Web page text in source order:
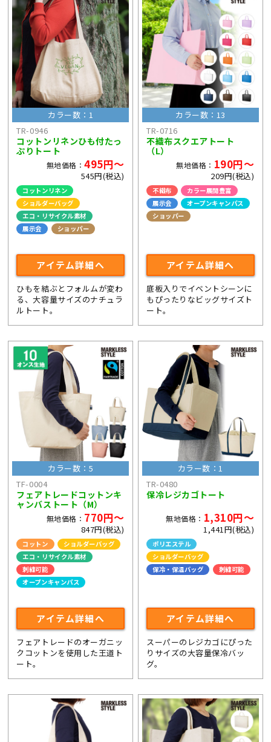
カラー数：1
TR-0946
コットンリネンひも付たっ
ぷりトート
無地価格：495円～
545円(税込)
コットンリネン
ショルダーバッグ
エコ・リサイクル素材
展示会
ショッパー
アイテム詳細へ
ひもを結ぶとフォルムが変わ
る、大容量サイズのナチュラ
ルトート。
カラー数：13
TR-0716
不織布スクエアトート
（L）
無地価格： 190円～
209円(税込)
不織布
カラー展開豊富
展示会
オープンキャンパス
ショッパー
アイテム詳細へ
底板入りでイベントシーンに
もぴったりなビッグサイズト
ート。
カラー数：5
TF-0004
フェアトレードコットンキ
ャンバストート（M）
無地価格： 770円～
847円(税込)
コットン
ショルダーバッグ
エコ・リサイクル素材
刺繍可能
オープンキャンパス
アイテム詳細へ
フェアトレードのオーガニッ
クコットンを使用した王道ト
ート。
カラー数：1
TR-0480
保冷レジカゴトート
無地価格： 1,310円～
1,441円(税込)
ポリエステル
ショルダーバッグ
保冷・保温バッグ
刺繍可能
アイテム詳細へ
スーパーのレジカゴにぴった
りサイズの大容量保冷バッ
グ。